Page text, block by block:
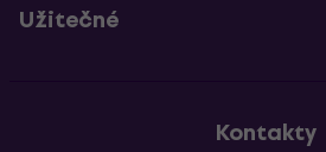
Užitečné
Kontakty